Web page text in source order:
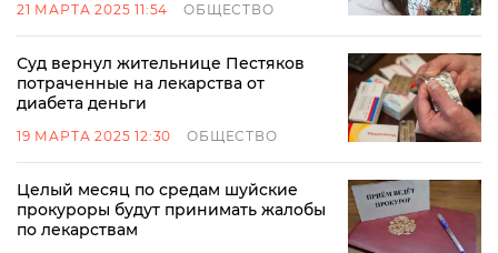
21 МАРТА 2025 11:54 ОБЩЕСТВО
Суд вернул жительнице Пестяков
потраченные на лекарства от
диабета деньги
19 МАРТА 2025 12:30 ОБЩЕСТВО
Целый месяц по средам шуйские
прокуроры будут принимать жалобы
по лекарствам